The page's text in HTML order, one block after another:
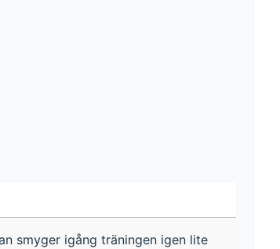
smyger igång träningen igen lite